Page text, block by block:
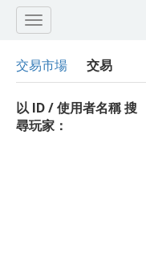
交易市場 交易
以 ID / 使用者名稱 搜
尋玩家：